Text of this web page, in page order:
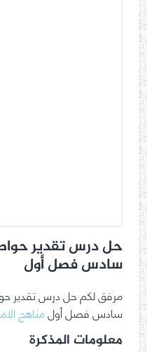
حل درس تقدير
سادس فصل أول
مرفق لكم حل درس تقدير
سادس فصل أولمناهج
معلومات المذكرة